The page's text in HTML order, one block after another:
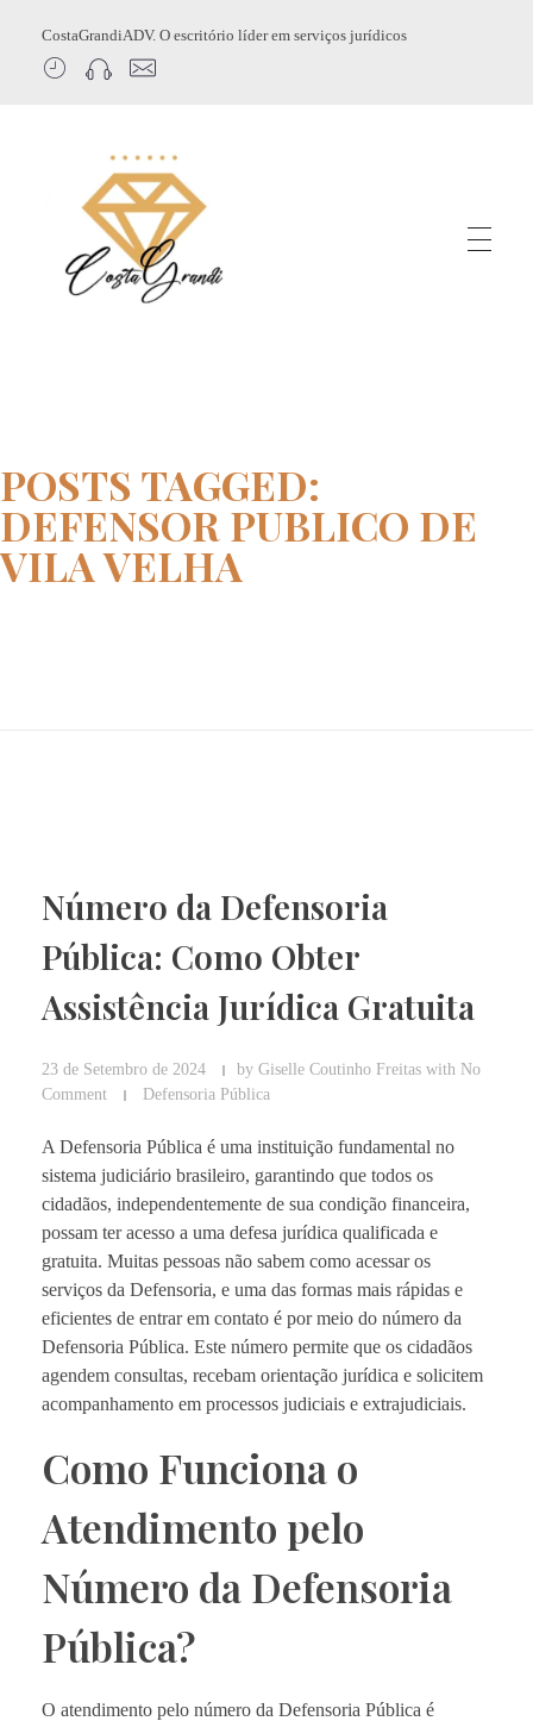
CostaGrandiADV. O escritório líder em serviços jurídicos
POSTS TAGGED:
DEFENSOR PUBLICO DE
VILA VELHA
Número da Defensoria
Pública: Como Obter
Assistência Jurídica Gratuita
23 de Setembro de 2024 by Giselle Coutinho Freitas with No
Comment
Defensoria Pública
A Defensoria Pública é uma instituição fundamental no
sistema judiciário brasileiro, garantindo que todos os
cidadãos, independentemente de sua condição financeira,
possam ter acesso a uma defesa jurídica qualificada e
gratuita. Muitas pessoas não sabem como acessar os
serviços da Defensoria, e uma das formas mais rápidas e
eficientes de entrar em contato é por meio do número da
Defensoria Pública. Este número permite que os cidadãos
agendem consultas, recebam orientação jurídica e solicitem
acompanhamento em processos judiciais e extrajudiciais.
Como Funciona o
Atendimento pelo
Número da Defensoria
Pública?
O atendimento pelo número da Defensoria Pública é